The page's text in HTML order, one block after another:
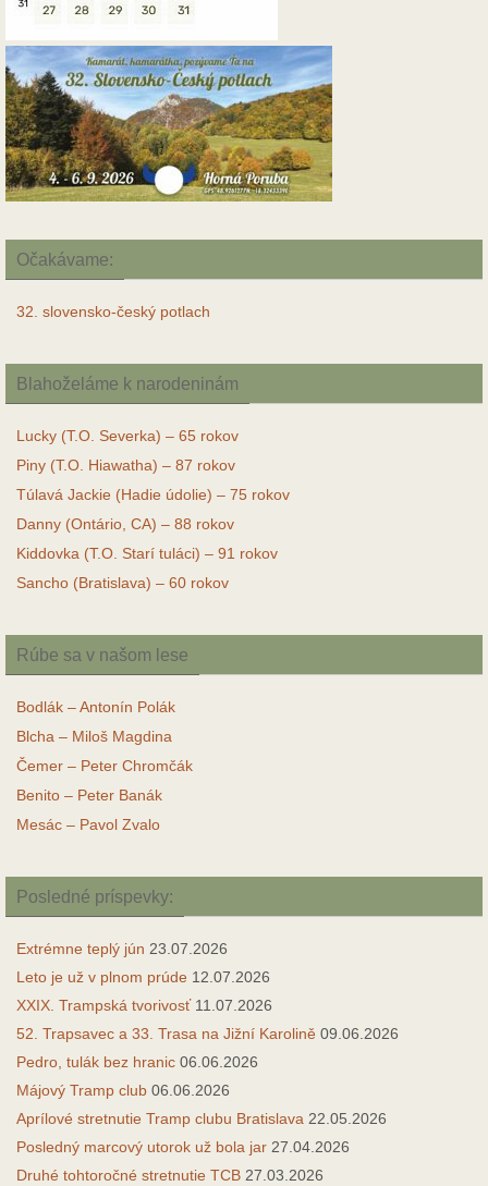
Očakávame:
32. slovensko-český potlach
Blahoželáme k narodeninám
Lucky (T.O. Severka) – 65 rokov
Piny (T.O. Hiawatha) – 87 rokov
Túlavá Jackie (Hadie údolie) – 75 rokov
Danny (Ontário, CA) – 88 rokov
Kiddovka (T.O. Starí tuláci) – 91 rokov
Sancho (Bratislava) – 60 rokov
Rúbe sa v našom lese
Bodlák – Antonín Polák
Blcha – Miloš Magdina
Čemer – Peter Chromčák
Benito – Peter Banák
Mesác – Pavol Zvalo
Posledné príspevky:
Extrémne teplý jún 23.07.2026
Leto je už v plnom prúde 12.07.2026
XXIX. Trampská tvorivosť 11.07.2026
52. Trapsavec a 33. Trasa na Jižní Karolině 09.06.2026
Pedro, tulák bez hranic 06.06.2026
Májový Tramp club 06.06.2026
Aprílové stretnutie Tramp clubu Bratislava 22.05.2026
Posledný marcový utorok už bola jar 27.04.2026
Druhé tohtoročné stretnutie TCB 27.03.2026